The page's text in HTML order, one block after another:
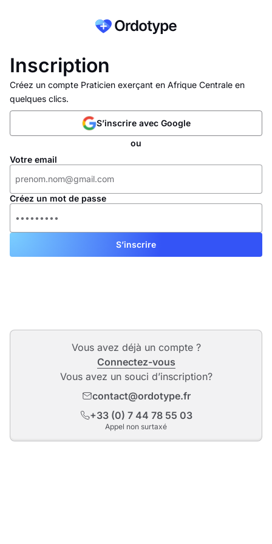
Inscription
Créez un compte Praticien exerçant en Afrique Centrale en
quelques clics.
S’inscrire avec Google
ou
Votre email
Créez un mot de passe
Vous avez déjà un compte ?
Connectez-vous
Vous avez un souci d’inscription?
contact@ordotype.fr
+33 (0) 7 44 78 55 03
Appel non surtaxé